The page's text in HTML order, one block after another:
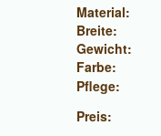
Material:
Breite:
Gewicht:
Farbe:
Pflege:
Preis: